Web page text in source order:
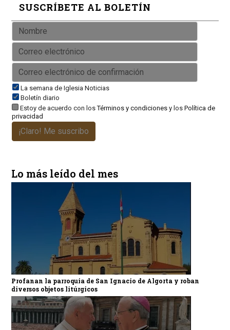
SUSCRÍBETE AL BOLETÍN
La semana de Iglesia Noticias
Boletín diario
Estoy de acuerdo con losTérminos y condicionesy los Política de
privacidad
¡Claro! Me suscribo
Lo más leído del mes
Profanan la parroquia de San Ignacio de Algorta y roban
diversos objetos litúrgicos